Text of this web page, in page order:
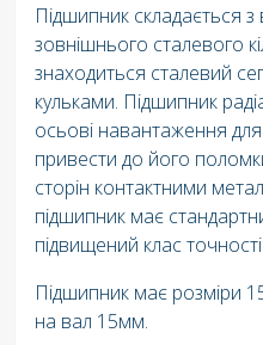
Підшипник складається з
зовнішнього сталевого
знаходиться сталевий
кульками. Підшипник
осьові навантаження
привести до його
сторін контактними
підшипник має
підвищений клас
Підшипник має розміри
на вал 15мм.